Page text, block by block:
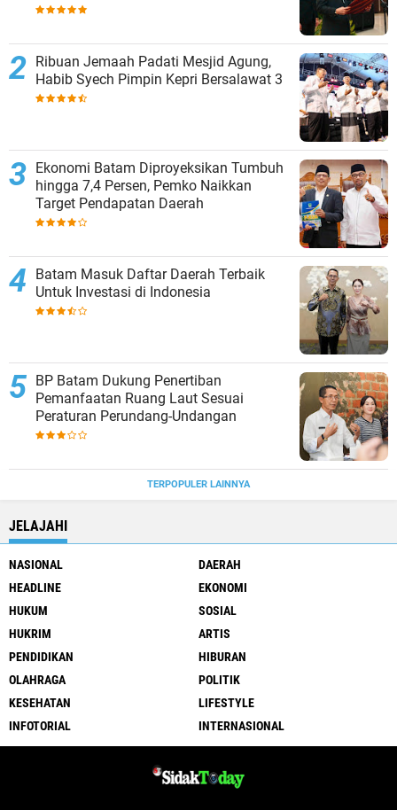
Ribuan Jemaah Padati Mesjid Agung,
Habib Syech Pimpin Kepri Bersalawat 3
Ekonomi Batam Diproyeksikan Tumbuh
hingga 7,4 Persen, Pemko Naikkan
Target Pendapatan Daerah
Batam Masuk Daftar Daerah Terbaik
Untuk Investasi di Indonesia
BP Batam Dukung Penertiban
Pemanfaatan Ruang Laut Sesuai
Peraturan Perundang-Undangan
TERPOPULER LAINNYA
JELAJAHI
NASIONAL
DAERAH
HEADLINE
EKONOMI
HUKUM
SOSIAL
HUKRIM
ARTIS
PENDIDIKAN
HIBURAN
OLAHRAGA
POLITIK
KESEHATAN
LIFESTYLE
INFOTORIAL
INTERNASIONAL